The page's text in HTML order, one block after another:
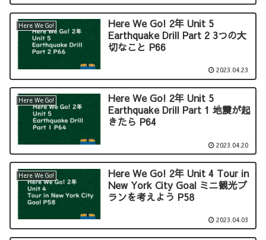
Here We Go!
Here We Go! 2年 Unit 5
Earthquake Drill Part 2 3つの大
切なこと P66
2023.04.23
Here We Go!
Here We Go! 2年 Unit 5
Earthquake Drill Part 1 地震が起
きたら P64
2023.04.20
Here We Go!
Here We Go! 2年 Unit 4 Tour in
New York City Goal ミニ観光プ
ランを考えよう P58
2023.04.03